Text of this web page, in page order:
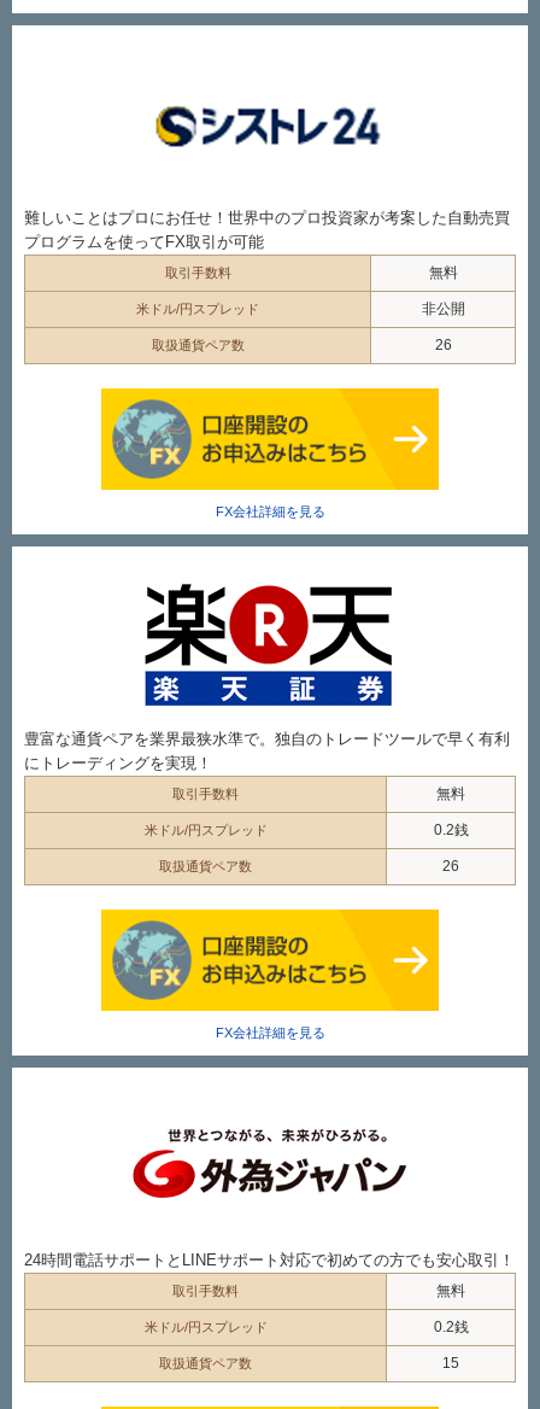
難しいことはプロにお任せ！世界中のプロ投資家が考案した自動売買
プログラムを使ってFX取引が可能
取引手数料 無料
米ドル/円スプレッド 非公開
取扱通貨ペア数 26
FX会社詳細を見る
豊富な通貨ペアを業界最狭水準で。独自のトレードツールで早く有利
にトレーディングを実現！
取引手数料 無料
米ドル/円スプレッド 0.2銭
取扱通貨ペア数 26
FX会社詳細を見る
24時間電話サポートとLINEサポート対応で初めての方でも安心取引！
取引手数料 無料
米ドル/円スプレッド 0.2銭
取扱通貨ペア数 15